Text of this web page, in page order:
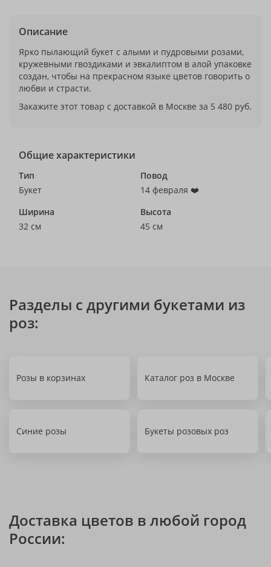
Описание
Ярко пылающий букет с алыми и пудровыми розами,
кружевными гвоздиками и эвкалиптом в алой упаковке
создан, чтобы на прекрасном языке цветов говорить о
любви и страсти.
Закажите этот товар с доставкой в Москве за 5 480 руб.
Общие характеристики
Тип
Букет
Повод
14 февраля ❤️
Ширина
32 см
Высота
45 см
Разделы с другими букетами из
роз:
Розы в корзинах Каталог роз в Москве
Синие розы Букеты розовых роз
Доставка цветов в любой город
России: